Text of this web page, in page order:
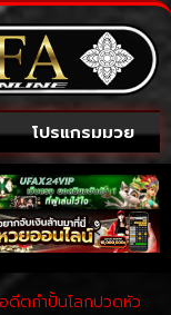
โปรแกรมมวย
ดีตกำปั้นโลกปวดหัว